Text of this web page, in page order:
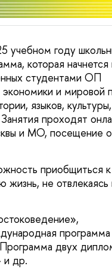
учебном году
которая
студентами ОП
и мировой
языков, культуры,
проходят
и МО, посещение
приобщиться
жизнь, не
программа
двух
и др.